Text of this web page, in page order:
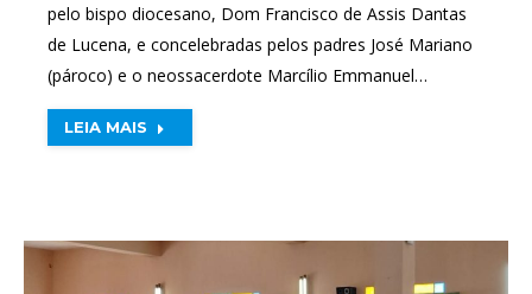
pelo bispo diocesano, Dom Francisco de Assis Dantas
de Lucena, e concelebradas pelos padres José Mariano
(pároco) e o neossacerdote Marcílio Emmanuel…
LEIA MAIS